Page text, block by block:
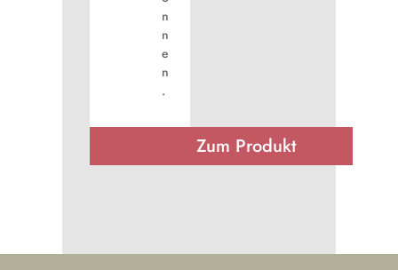
Zum Produkt
n
n
e
n
.
Zum Produkt